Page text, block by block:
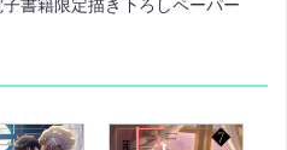
書籍限定描き下ろしペーパー